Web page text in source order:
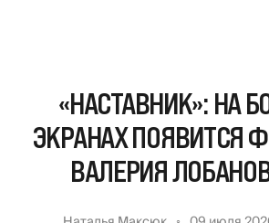
«НАСТАВНИК»: НА
ЭКРАНАХ ПОЯВИТСЯ
ВАЛЕРИЯ